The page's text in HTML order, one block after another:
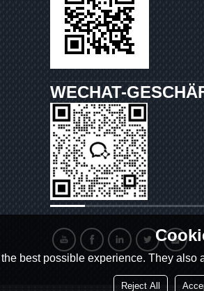
WECHAT-
best possible experience. They
Reject All